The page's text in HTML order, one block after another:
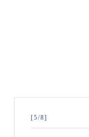
[5/8]